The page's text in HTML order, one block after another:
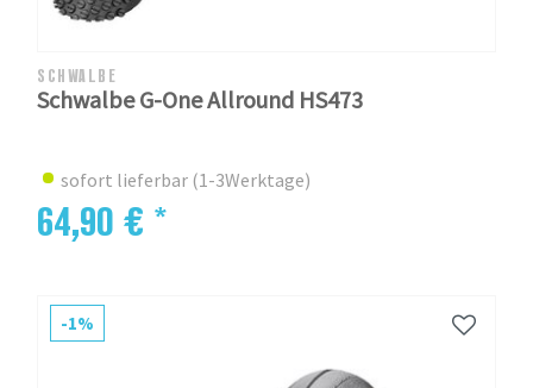
SCHWALBE
Schwalbe G-One Allround HS473
sofort lieferbar (1-3Werktage)
64,90 € *
-1%